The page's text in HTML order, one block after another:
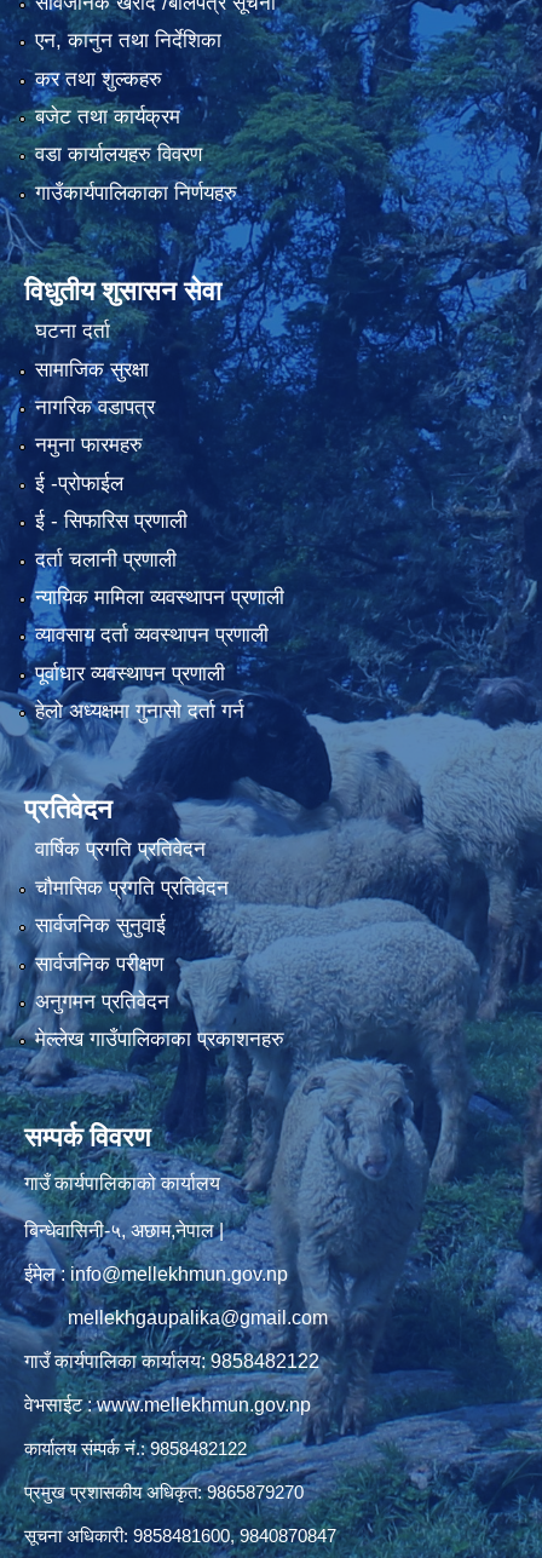
एन, कानुन तथा निर्देशिका
कर तथा शुल्कहरु
बजेट तथा कार्यक्रम
वडा कार्यालयहरु विवरण
गाउँकार्यपालिकाका निर्णयहरु
विधुतीय शुसासन सेवा
घटना दर्ता
सामाजिक सुरक्षा
नागरिक वडापत्र
नमुना फारमहरु
ई -प्रोफाईल
ई‍ - सिफारिस प्रणाली
दर्ता चलानी प्रणाली
न्यायिक मामिला व्यवस्थापन प्रणाली
व्यावसाय दर्ता व्यवस्थापन प्रणाली
पूर्वाधार व्यवस्थापन प्रणाली
हेलो अध्यक्षमा गुनासो दर्ता गर्न
प्रतिवेदन
वार्षिक प्रगति प्रतिवेदन
चौमासिक प्रगति प्रतिवेदन
सार्वजनिक सुनुवाई
सार्वजनिक परीक्षण
अनुगमन प्रतिवेदन
मेल्लेख गाउँपालिकाका प्रकाशनहरु
सम्पर्क विवरण
गाउँ कार्यपालिकाको कार्यालय
बिन्धेवासिनी-५, अछाम,नेपाल |
ईमेल : info@mellekhmun.gov.np
mellekhgaupalika@gmail.com
गाउँ कार्यपालिका कार्यालय: 9858482122
वेभसाईट : www.mellekhmun.gov.np
कार्यालय संम्पर्क नं.: 9858482122
प्रमुख प्रशासकीय अधिकृत: 9865879270
सूचना अधिकारी: 9858481600, 9840870847